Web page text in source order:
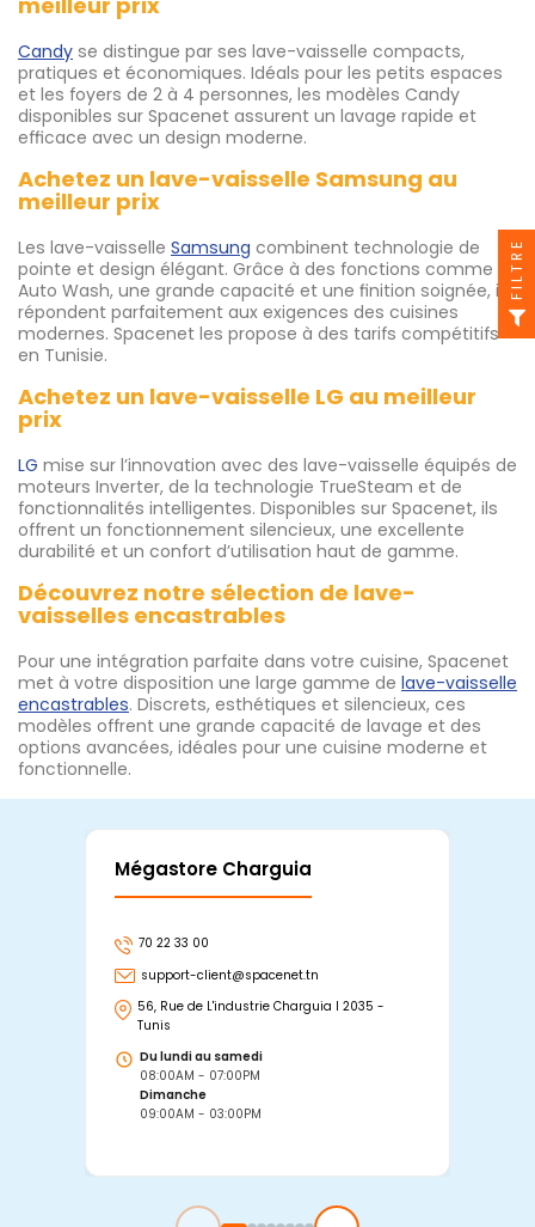
Candy se distingue par ses lave-vaisselle compacts,
pratiques et économiques. Idéals pour les petits espaces
et les foyers de 2 à 4 personnes, les modèles Candy
disponibles sur Spacenet assurent un lavage rapide et
efficace avec un design moderne.
Achetez un lave-vaisselle Samsung au
meilleur prix
Les lave-vaisselle Samsung combinent technologie de
pointe et design élégant. Grâce à des fonctions comme
Auto Wash, une grande capacité et une finition soignée, ils
répondent parfaitement aux exigences des cuisines
modernes. Spacenet les propose à des tarifs compétitifs
en Tunisie.
Achetez un lave-vaisselle LG au meilleur
prix
LG mise sur l’innovation avec des lave-vaisselle équipés de
moteurs Inverter, de la technologie TrueSteam et de
fonctionnalités intelligentes. Disponibles sur Spacenet, ils
offrent un fonctionnement silencieux, une excellente
durabilité et un confort d’utilisation haut de gamme.
Découvrez notre sélection de lave-
vaisselles encastrables
Pour une intégration parfaite dans votre cuisine, Spacenet
met à votre disposition une large gamme de lave-vaisselle
encastrables. Discrets, esthétiques et silencieux, ces
modèles offrent une grande capacité de lavage et des
options avancées, idéales pour une cuisine moderne et
fonctionnelle.
Mégastore Charguia
70 22 33 00
support-client@spacenet.tn
56, Rue de L'industrie Charguia I 2035 -
Tunis
Du lundi au samedi
08:00AM - 07:00PM
Dimanche
09:00AM - 03:00PM
FILTRE